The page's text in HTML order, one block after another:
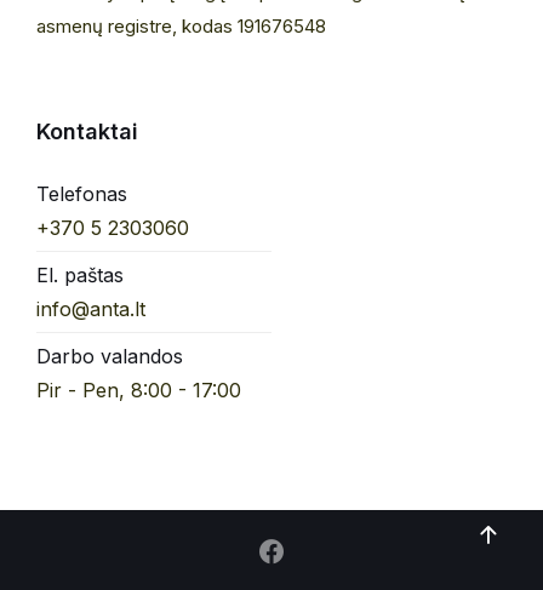
asmenų registre, kodas 191676548
Kontaktai
Telefonas
+370 5 2303060
El. paštas
info@anta.lt
Darbo valandos
Pir - Pen, 8:00 - 17:00